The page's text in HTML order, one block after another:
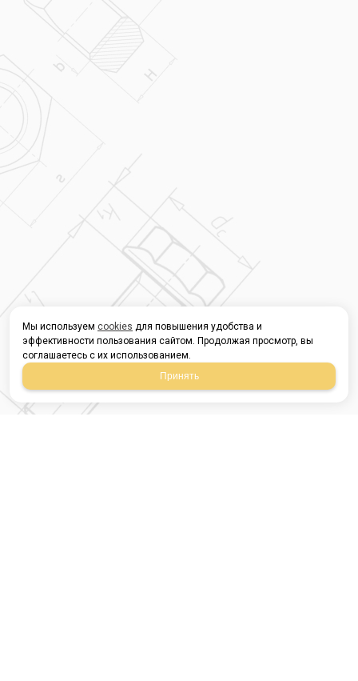
Мы используем cookies для повышения удобства и
эффективности пользования сайтом. Продолжая просмотр, вы
соглашаетесь с их использованием.
Принять